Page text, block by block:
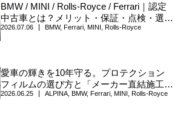
BMW / MINI / Rolls-Royce / Ferrari｜認定
中古車とは？メリット・保証・点検・選び
方について
2026.07.06 BMW,Ferrari ,MINI ,Rolls-Royce
愛車の輝きを10年守る。プロテクション
フィルムの選び方と「メーカー直結施工」
の真価
2026.06.25 ALPINA ,BMW,Ferrari ,MINI ,Rolls-Royce